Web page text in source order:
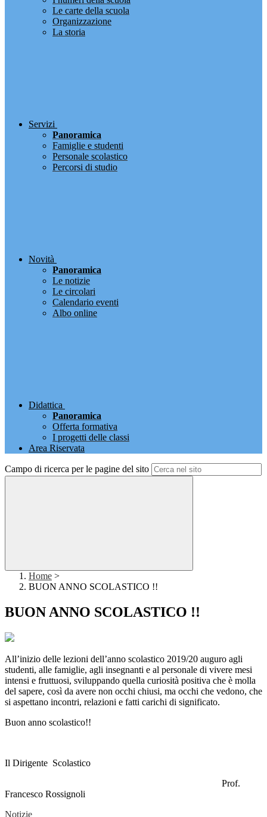
Le carte della scuola
Organizzazione
La storia
Servizi
Panoramica
Famiglie e studenti
Personale scolastico
Percorsi di studio
Novità
Panoramica
Le notizie
Le circolari
Calendario eventi
Albo online
Didattica
Panoramica
Offerta formativa
I progetti delle classi
Area Riservata
Campo di ricerca per le pagine del sito
Home >
BUON ANNO SCOLASTICO !!
BUON ANNO SCOLASTICO !!
All’inizio delle lezioni dell’anno scolastico 2019/20 auguro agli
studenti, alle famiglie, agli insegnanti e al personale di vivere mesi
intensi e fruttuosi, sviluppando quella curiosità positiva che è molla
del sapere, così da avere non occhi chiusi, ma occhi che vedono, che
si aspettano incontri, relazioni e fatti carichi di significato.
Buon anno scolastico!!
Il Dirigente Scolastico
Prof.
Francesco Rossignoli
Notizie